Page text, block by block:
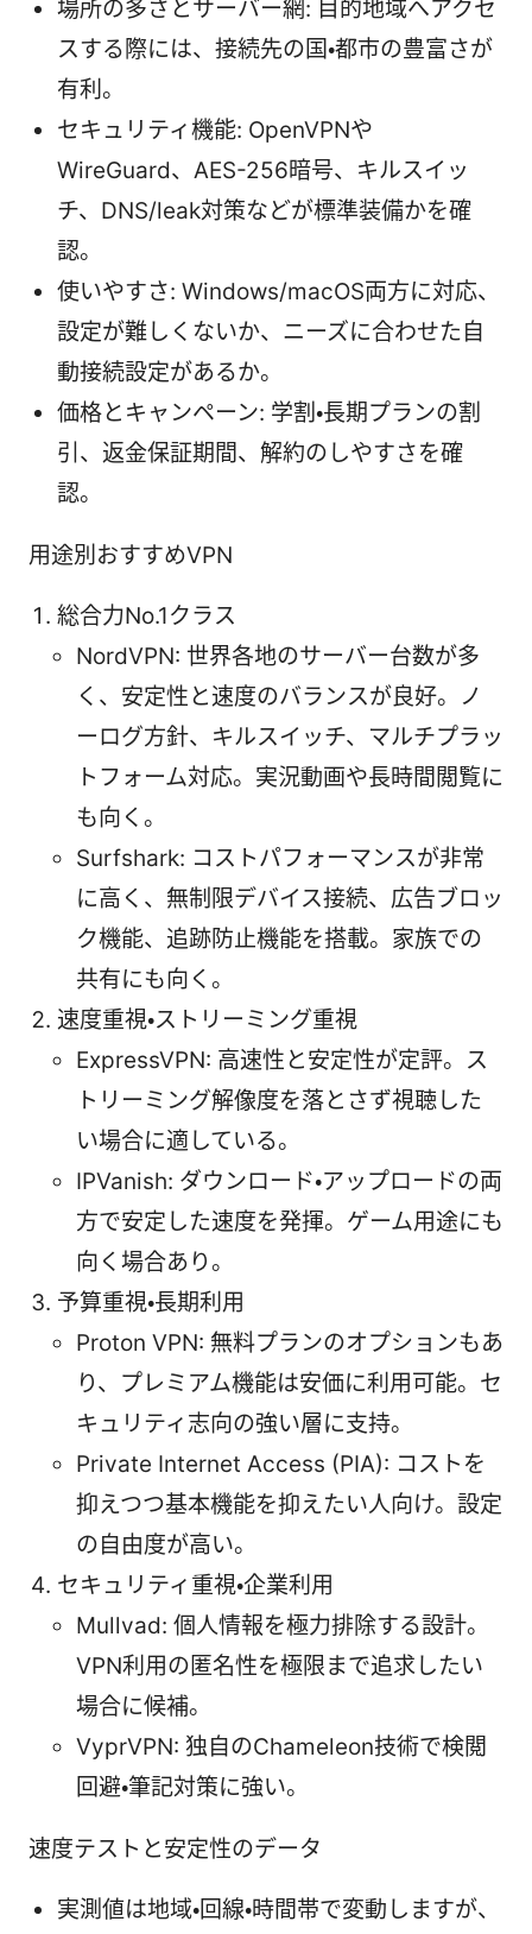
場所の多さとサーバー網: 目的地域へアクセ
スする際には、接続先の国・都市の豊富さが
有利。
セキュリティ機能: OpenVPNや
WireGuard、AES-256暗号、キルスイッ
チ、DNS/leak対策などが標準装備かを確
認。
使いやすさ: Windows/macOS両方に対応、
設定が難しくないか、ニーズに合わせた自
動接続設定があるか。
価格とキャンペーン: 学割・長期プランの割
引、返金保証期間、解約のしやすさを確
認。
用途別おすすめVPN
総合力No.1クラス
NordVPN: 世界各地のサーバー台数が多
く、安定性と速度のバランスが良好。ノ
ーログ方針、キルスイッチ、マルチプラッ
トフォーム対応。実況動画や長時間閲覧に
も向く。
Surfshark: コストパフォーマンスが非常
に高く、無制限デバイス接続、広告ブロッ
ク機能、追跡防止機能を搭載。家族での
共有にも向く。
速度重視・ストリーミング重視
ExpressVPN: 高速性と安定性が定評。ス
トリーミング解像度を落とさず視聴した
い場合に適している。
IPVanish: ダウンロード・アップロードの両
方で安定した速度を発揮。ゲーム用途にも
向く場合あり。
予算重視・長期利用
Proton VPN: 無料プランのオプションもあ
り、プレミアム機能は安価に利用可能。セ
キュリティ志向の強い層に支持。
Private Internet Access (PIA): コストを
抑えつつ基本機能を抑えたい人向け。設定
の自由度が高い。
セキュリティ重視・企業利用
Mullvad: 個人情報を極力排除する設計。
VPN利用の匿名性を極限まで追求したい
場合に候補。
VyprVPN: 独自のChameleon技術で検閲
回避・筆記対策に強い。
速度テストと安定性のデータ
実測値は地域・回線・時間帯で変動しますが、